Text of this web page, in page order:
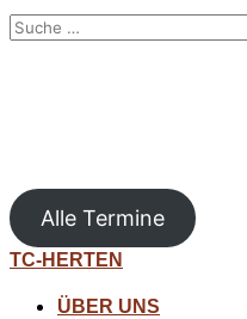
Suchen
nach:
Alle Termine
Zum
springen
TC-HERTEN
ÜBER UNS